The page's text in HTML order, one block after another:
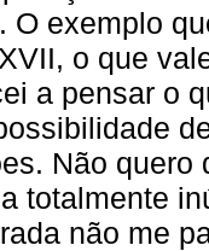
O exemplo
o que
a pensar o
Não
totalmente
não me